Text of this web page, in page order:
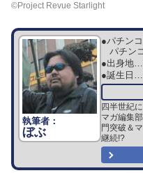
©Project Revue Starlight
ぼぶ
●パチン
パチン
●出身地…
●誕生日…
四半世紀
マガ編集
門突破＆
継続!?